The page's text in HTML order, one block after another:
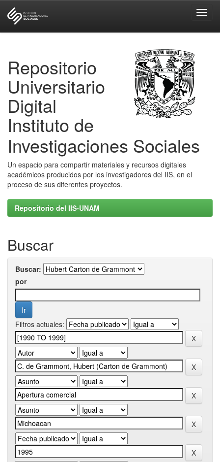
Repositorio
Universitario
Digital
Instituto de
Investigaciones Sociales
Un espacio para compartir materiales y recursos digitales
académicos producidos por los investigadores del IIS, en el
proceso de sus diferentes proyectos.
Repositorio del IIS-UNAM
Buscar
Buscar:
por
Filtros actuales: